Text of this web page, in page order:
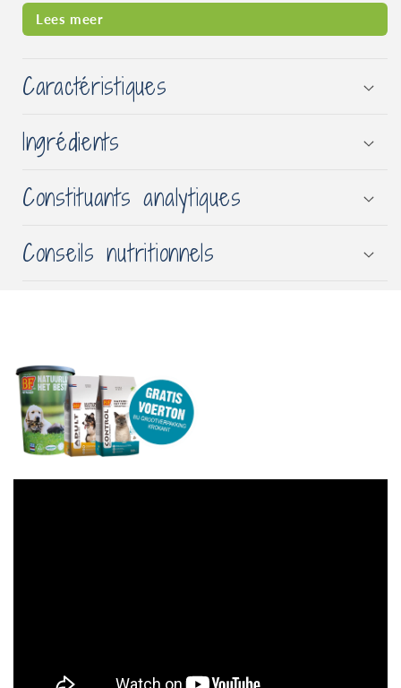
Lees meer
Caractéristiques
Ingrédients
Constituants analytiques
Conseils nutritionnels